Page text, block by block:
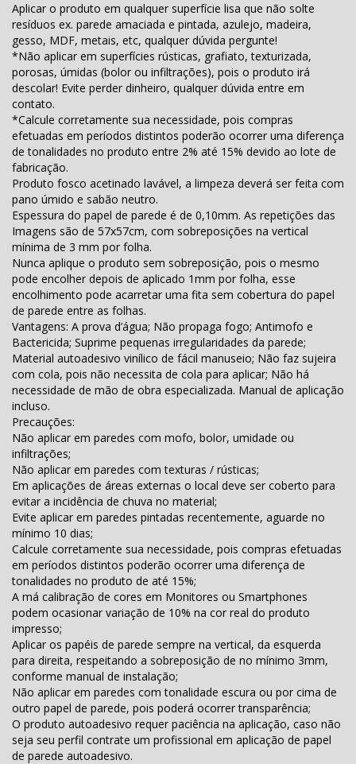
Aplicar o produto em qualquer superfície lisa que não solte
resíduos ex. parede amaciada e pintada, azulejo, madeira,
gesso, MDF, metais, etc, qualquer dúvida pergunte!
*Não aplicar em superfícies rústicas, grafiato, texturizada,
porosas, úmidas (bolor ou infiltrações), pois o produto irá
descolar! Evite perder dinheiro, qualquer dúvida entre em
contato.
*Calcule corretamente sua necessidade, pois compras
efetuadas em períodos distintos poderão ocorrer uma diferença
de tonalidades no produto entre 2% até 15% devido ao lote de
fabricação.
Produto fosco acetinado lavável, a limpeza deverá ser feita com
pano úmido e sabão neutro.
Espessura do papel de parede é de 0,10mm. As repetições das
Imagens são de 57x57cm, com sobreposições na vertical
mínima de 3 mm por folha.
Nunca aplique o produto sem sobreposição, pois o mesmo
pode encolher depois de aplicado 1mm por folha, esse
encolhimento pode acarretar uma fita sem cobertura do papel
de parede entre as folhas.
Vantagens: A prova d’água; Não propaga fogo; Antimofo e
Bactericida; Suprime pequenas irregularidades da parede;
Material autoadesivo vinílico de fácil manuseio; Não faz sujeira
com cola, pois não necessita de cola para aplicar; Não há
necessidade de mão de obra especializada. Manual de aplicação
incluso.
Precauções:
Não aplicar em paredes com mofo, bolor, umidade ou
infiltrações;
Não aplicar em paredes com texturas / rústicas;
Em aplicações de áreas externas o local deve ser coberto para
evitar a incidência de chuva no material;
Evite aplicar em paredes pintadas recentemente, aguarde no
mínimo 10 dias;
Calcule corretamente sua necessidade, pois compras efetuadas
em períodos distintos poderão ocorrer uma diferença de
tonalidades no produto de até 15%;
A má calibração de cores em Monitores ou Smartphones
podem ocasionar variação de 10% na cor real do produto
impresso;
Aplicar os papéis de parede sempre na vertical, da esquerda
para direita, respeitando a sobreposição de no mínimo 3mm,
conforme manual de instalação;
Não aplicar em paredes com tonalidade escura ou por cima de
outro papel de parede, pois poderá ocorrer transparência;
O produto autoadesivo requer paciência na aplicação, caso não
seja seu perfil contrate um profissional em aplicação de papel
de parede autoadesivo.